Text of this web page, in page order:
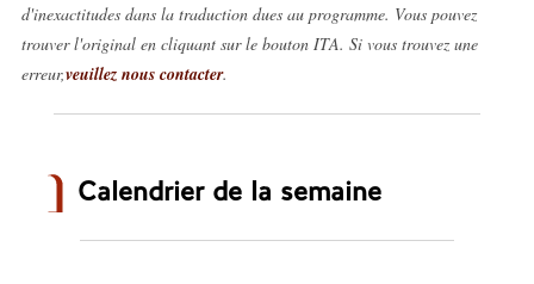
d'inexactitudes dans la traduction dues au programme. Vous pouvez
trouver l'original en cliquant sur le bouton ITA. Si vous trouvez une
erreur,veuillez nous contacter.
Calendrier de la semaine